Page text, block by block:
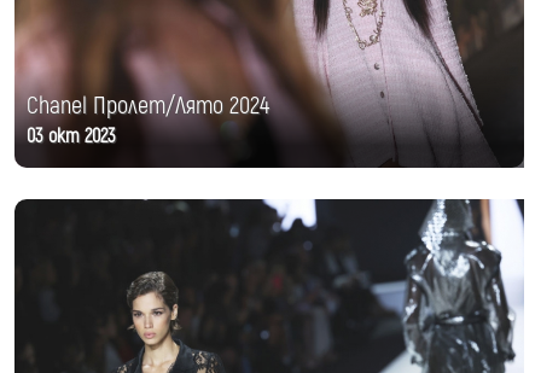
Chanel Пролет/Лято 2024
03 окт 2023